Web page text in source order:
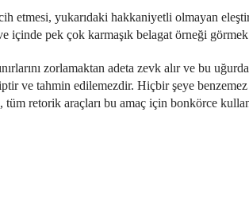
etmesi, yukarıdaki hakkaniyetli olmayan
içinde pek çok karmaşık belagat örneği
zorlamaktan adeta zevk alır ve bu
ve tahmin edilemezdir. Hiçbir şeye
retorik araçları bu amaç için bonkörce